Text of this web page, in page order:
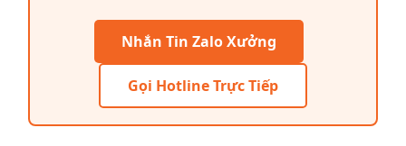
Nhắn Tin Zalo Xưởng
Gọi Hotline Trực Tiếp